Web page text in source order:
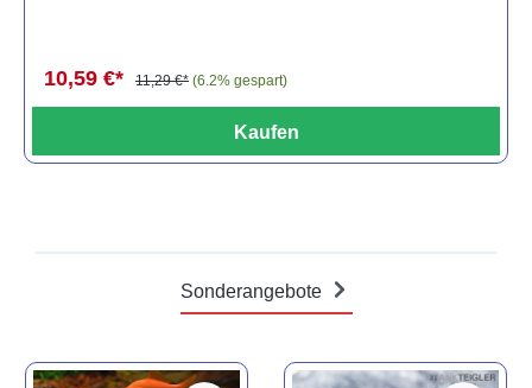
10,59 €* 11,29 €* (6.2% gespart)
Kaufen
Sonderangebote